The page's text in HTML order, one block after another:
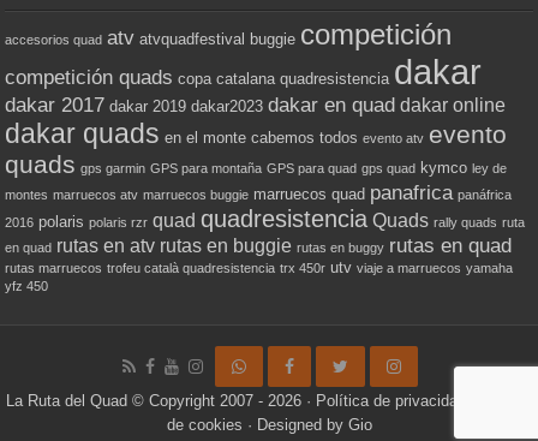
accesorios quad atv atvquadfestival buggie competición
competición quads copa catalana quadresistencia dakar
dakar 2017 dakar 2019 dakar2023 dakar en quad dakar online
dakar quads en el monte cabemos todos evento atv evento
quads gps garmin GPS para montaña GPS para quad gps quad kymco ley de
montes marruecos atv marruecos buggie marruecos quad panafrica panáfrica
2016 polaris polaris rzr quad quadresistencia Quads rally quads ruta
en quad rutas en atv rutas en buggie rutas en buggy rutas en quad
rutas marruecos trofeu català quadresistencia trx 450r utv viaje a marruecos yamaha
yfz 450
La Ruta del Quad © Copyright 2007 - 2026 · Política de privacidad
de cookies · Designed by Gio